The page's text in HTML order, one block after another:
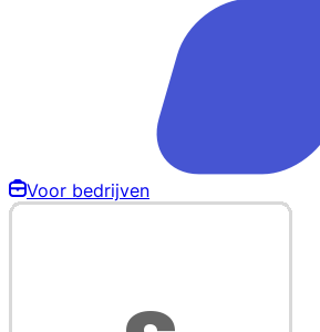
Voor bedrijven